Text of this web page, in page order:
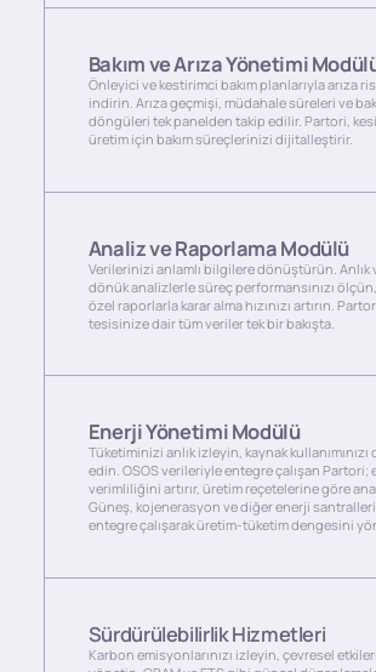
Bakım ve Arıza Yönetimi
Önleyici ve kestirimci bakım planlarıyla arıza
indirin. Arıza geçmişi, müdahale süreleri ve
döngüleri tek panelden takip edilir. Partori,
üretim için bakım süreçlerinizi dijitalleştirir.
Analiz ve Raporlama Modülü
Verilerinizi anlamlı bilgilere dönüştürün. Anlık
dönük analizlerle süreç performansınızı
özel raporlarla karar alma hızınızı artırın.
tesisinize dair tüm veriler tek bir bakışta.
Enerji Yönetimi Modülü
Tüketiminizi anlık izleyin, kaynak
edin. OSOS verileriyle entegre çalışan Partori;
verimliliğini artırır, üretim reçetelerine göre
Güneş, kojenerasyon ve diğer enerji
entegre çalışarak üretim-tüketim dengesini
Sürdürülebilirlik Hizmetleri
Karbon emisyonlarınızı izleyin, çevresel